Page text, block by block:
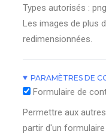
Types autorisés :
Les images de plus
redimensionnées.
PARAMÈTRES DE
Formulaire de
Permettre aux
partir d'un